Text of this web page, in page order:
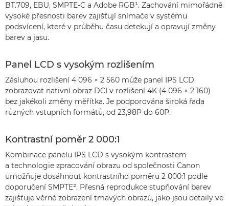
BT.709, EBU, SMPTE-C a Adobe RGB¹. Zachování mimořádně
vysoké přesnosti barev zajišťují snímače v systému
podsvícení, které v průběhu času detekují a opravují změny
barev a jasu.
Panel LCD s vysokým rozlišením
Zásluhou rozlišení 4 096 × 2 560 může panel IPS LCD
zobrazovat nativní obraz DCI v rozlišení 4K (4 096 × 2 160)
bez jakékoli změny měřítka. Je podporována široká řada
různých vstupních formátů, od 23,98P do 60P.
Kontrastní poměr 2 000:1
Kombinace panelu IPS LCD s vysokým kontrastem
a technologie zpracování obrazu od společnosti Canon
umožňuje dosáhnout kontrastního poměru 2 000:1 podle
doporučení SMPTE². Přesná reprodukce stupňování barev
zajišťuje věrné zobrazení tmavých obrazů, jako jsou detaily ve